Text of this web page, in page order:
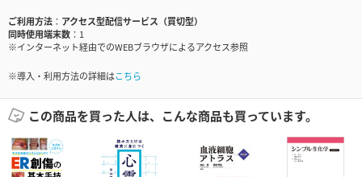
ご利用方法
アクセス型配信サービス（買切型）
同時使用端末数
1
※インターネット経由でのWEBブラウザによるアクセス参照
※導入・利用方法の詳細はこちら
この商品を買った人は、こんな商品も買っています。